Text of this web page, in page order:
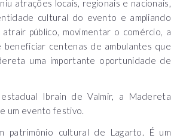
atrações locais, regionais e nacionais,
cultural do evento e ampliando
público, movimentar o comércio, a
centenas de ambulantes que
uma importante oportunidade de
Ibrain de Valmir, a Madereta
um evento festivo.
patrimônio cultural de Lagarto. É um